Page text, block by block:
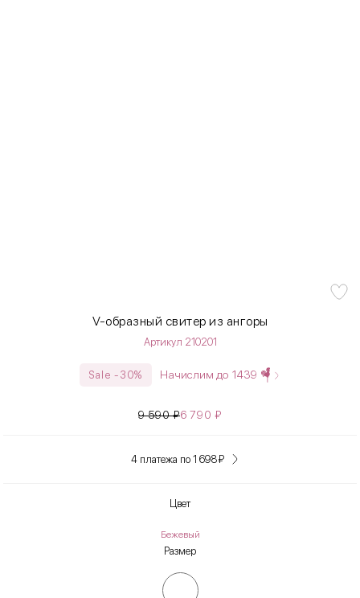
V-образный свитер из ангоры
Артикул 210201
Sale -30% Начислим до 1439
9 590₽6 790₽
4 платежа по 1 698₽
Цвет
Бежевый
Размер